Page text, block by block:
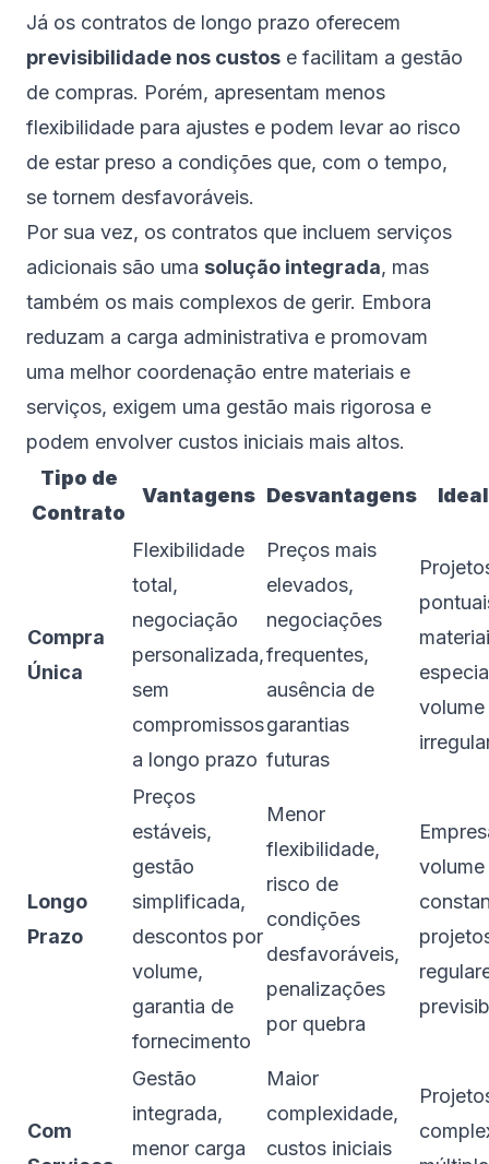
Já os contratos de longo prazo oferecem
previsibilidade nos custos e facilitam a gestão
de compras. Porém, apresentam menos
flexibilidade para ajustes e podem levar ao risco
de estar preso a condições que, com o tempo,
se tornem desfavoráveis.
Por sua vez, os contratos que incluem serviços
adicionais são uma solução integrada, mas
também os mais complexos de gerir. Embora
reduzam a carga administrativa e promovam
uma melhor coordenação entre materiais e
serviços, exigem uma gestão mais rigorosa e
podem envolver custos iniciais mais altos.
Tipo de
Contrato
Vantagens Desvantagens
Compra
Única
Flexibilidade
total,
negociação
personalizada,
sem
compromissos
a longo prazo
Preços mais
elevados,
negociações
frequentes,
ausência de
garantias
futuras
volume
Longo
Prazo
Preços
estáveis,
gestão
simplificada,
descontos por
volume,
garantia de
fornecimento
Menor
flexibilidade,
risco de
condições
desfavoráveis,
penalizações
por quebra
volume
Com
Gestão
integrada,
menor carga
Maior
complexidade,
custos iniciais